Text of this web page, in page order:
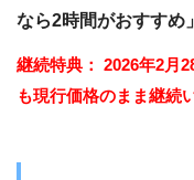
なら2時間がおすすめ」
継続特典：
2026年2月
も現行価格のまま継続